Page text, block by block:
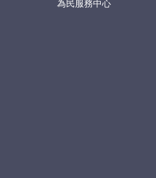
為民服務中心